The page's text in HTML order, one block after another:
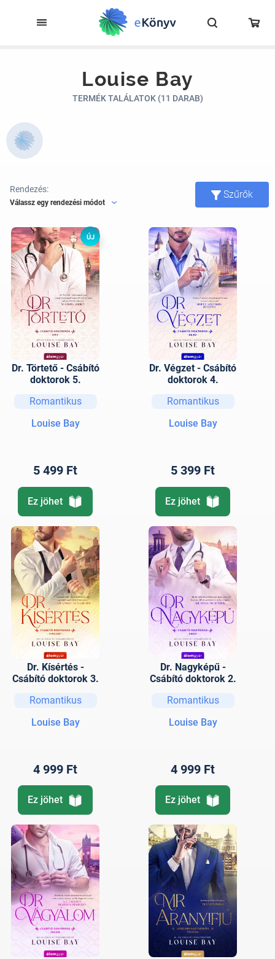
Louise Bay
TERMÉK TALÁLATOK (11 DARAB)
Rendezés:
Válassz egy rendezési módot
Szűrők
ÚJ
Dr. Törtető - Csábító
doktorok 5.
Romantikus
Louise Bay
5 499 Ft
Ez jöhet
Dr. Végzet - Csábító
doktorok 4.
Romantikus
Louise Bay
5 399 Ft
Ez jöhet
Dr. Kísértés -
Csábító doktorok 3.
Romantikus
Louise Bay
4 999 Ft
Ez jöhet
Dr. Nagyképű -
Csábító doktorok 2.
Romantikus
Louise Bay
4 999 Ft
Ez jöhet